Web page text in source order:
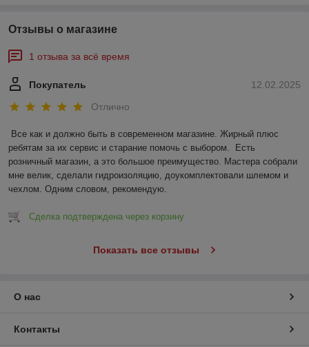
Отзывы о магазине
1 отзыва за всё время
12.02.2025
Покупатель
Отлично
Все как и должно быть в современном магазине. Жирный плюс
ребятам за их сервис и старание помочь с выбором.  Есть
розничный магазин, а это большое преимущество. Мастера собрали
мне велик, сделали гидроизоляцию, доукомплектовали шлемом и
чехлом. Одним словом, рекомендую.
Сделка подтверждена через корзину
Показать все отзывы
О нас
Контакты